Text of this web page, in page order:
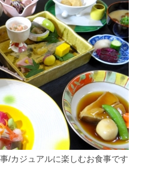
/カジュアルに楽しむお食事です